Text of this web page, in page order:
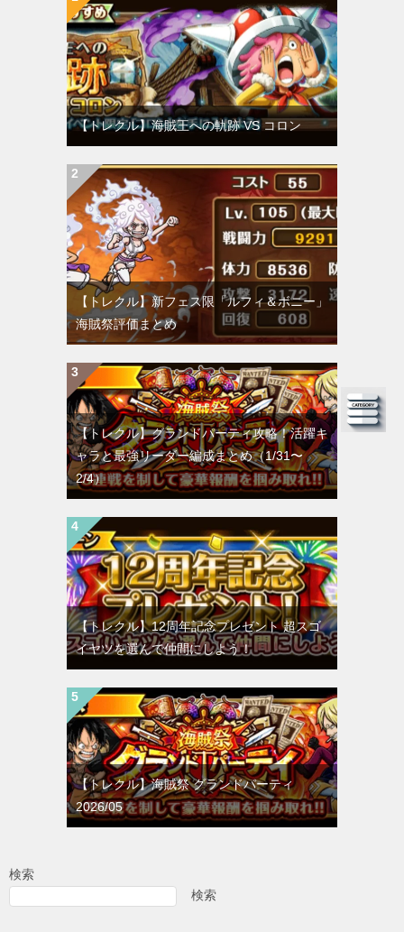
【トレクル】海賊王への軌跡 VS コロン
【トレクル】新フェス限「ルフィ＆ボニー」
海賊祭評価まとめ
【トレクル】グランドパーティ攻略！活躍キ
ャラと最強リーダー編成まとめ（1/31〜
2/4）
【トレクル】12周年記念プレゼント 超スゴ
イヤツを選んで仲間にしよう！
【トレクル】海賊祭 グランドパーティ
2026/05
検索
検索